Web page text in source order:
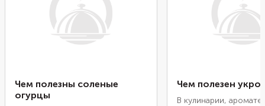
Чем полезны соленые
огурцы
Чем полезен
В кулинарии,